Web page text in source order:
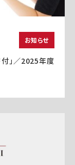
お知らせ
」／2025年度